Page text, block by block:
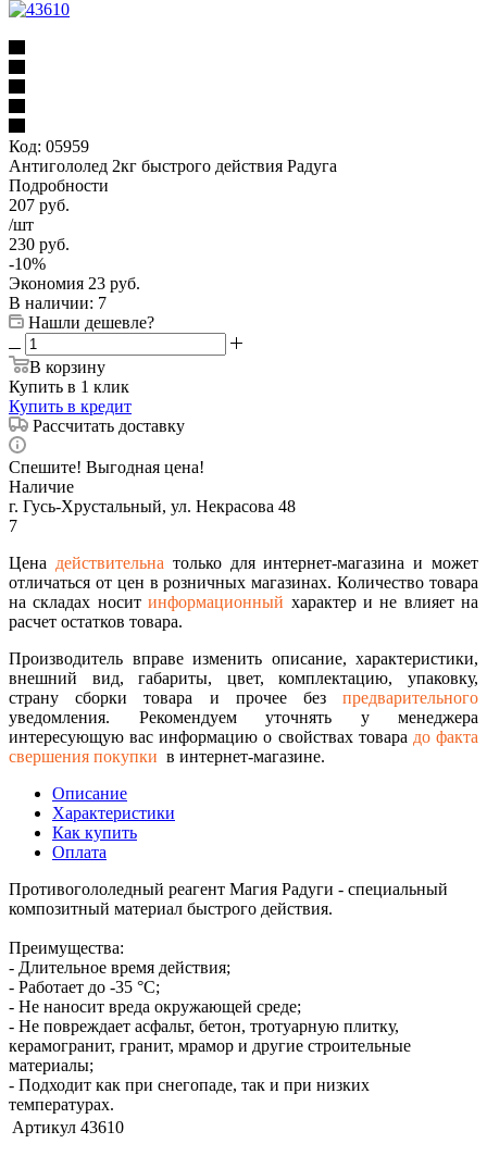
Код: 05959
Антигололед 2кг быстрого действия Радуга
Подробности
207 руб.
/шт
230 руб.
-10%
Экономия 23 руб.
В наличии: 7
Нашли дешевле?
В корзину
Купить в 1 клик
Купить в кредит
Рассчитать доставку
Спешите! Выгодная цена!
Наличие
г. Гусь-Хрустальный, ул. Некрасова 48
7
Цена действительна только для интернет-магазина и может
отличаться от цен в розничных магазинах. Количество товара
на складах носитинформационный характер и не влияет на
расчет остатков товара.
Производитель вправе изменить описание, характеристики,
внешний вид, габариты, цвет, комплектацию, упаковку,
страну сборки товара и прочее без предварительного
уведомления. Рекомендуем уточнять у менеджера
интересующую вас информацию о свойствах товара до факта
свершения покупки в интернет-магазине.
Описание
Характеристики
Как купить
Оплата
Противогололедный реагент Магия Радуги - специальный
композитный материал быстрого действия.
Преимущества:
- Длительное время действия;
- Работает до -35 °С;
- Не наносит вреда окружающей среде;
- Не повреждает асфальт, бетон, тротуарную плитку,
керамогранит, гранит, мрамор и другие строительные
материалы;
- Подходит как при снегопаде, так и при низких
температурах.
Артикул 43610